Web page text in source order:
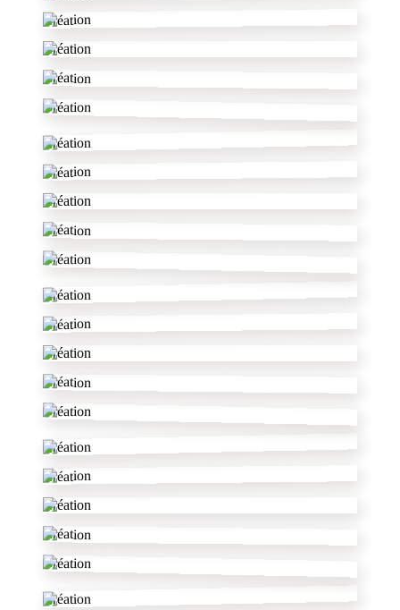
Création
Création
Création
Création
Création
Création
Création
Création
Création
Création
Création
Création
Création
Création
Création
Création
Création
Création
Création
Création